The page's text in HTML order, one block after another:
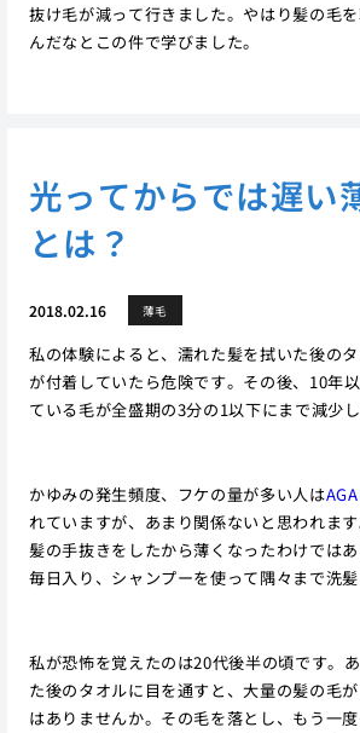
抜け毛が減って行きました。やはり髪の毛
んだなとこの件で学びました。
光ってからでは遅い
とは？
2018.02.16 薄毛
私の体験によると、濡れた髪を拭いた後の
が付着していたら危険です。その後、10年
ている毛が全盛期の3分の1以下にまで減少し
かゆみの発生頻度、フケの量が多い人は
れていますが、あまり関係ないと思われま
髪の手抜きをしたから薄くなったわけでは
毎日入り、シャンプーを使って隅々まで洗髪
私が恐怖を覚えたのは20代後半の頃です。
た後のタオルに目を通すと、大量の髪の毛
はありませんか。その毛を落とし、もう一